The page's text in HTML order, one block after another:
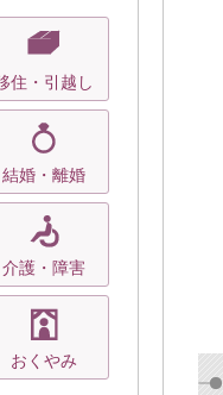
住・引越し
結婚・離婚
介護・障害
おくやみ